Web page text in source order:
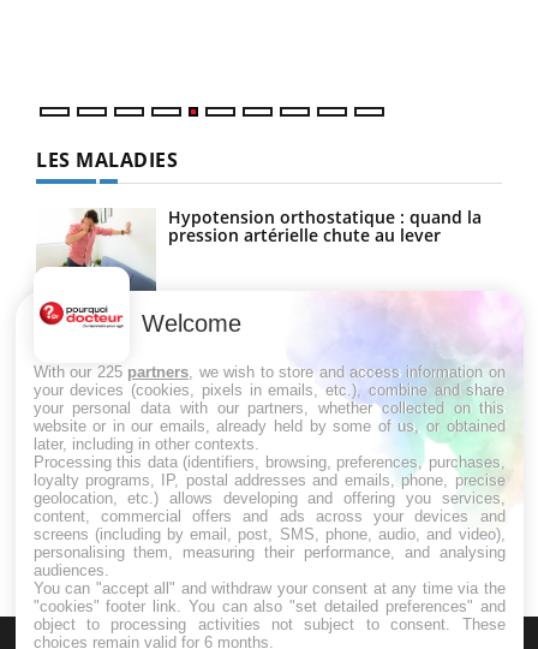
LES MALADIES
Hypotension orthostatique : quand la
pression artérielle chute au lever
Drépanocytose : une déformation des
globules rouges aux conséquences
Maladie de Charcot (Sclérose latérale
amyotrophique)
Welcome
With our 225 partners , we wish to store and access information on
your devices (cookies, pixels in emails, etc.), combine and share
your personal data with our partners, whether collected on this
website or in our emails, already held by some of us, or obtained
later, including in other contexts.
Processing this data (identifiers, browsing, preferences, purchases,
loyalty programs, IP, postal addresses and emails, phone, precise
geolocation, etc.) allows developing and offering you services,
content, commercial offers and ads across your devices and
screens (including by email, post, SMS, phone, audio, and video),
personalising them, measuring their performance, and analysing
audiences.
You can "accept all" and withdraw your consent at any time via the
"cookies" footer link . You can also "set detailed preferences" and
object to processing activities not subject to consent. These
choices remain valid for 6 months.